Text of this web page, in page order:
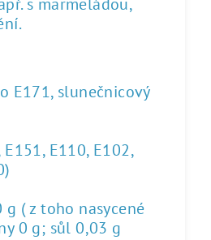
E171, slunečnicový
E110, E102,
( z toho nasycené
0 g; sůl 0,03 g